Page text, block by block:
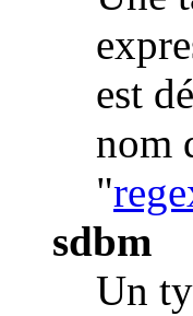
est
nom
"
sdbm
Un